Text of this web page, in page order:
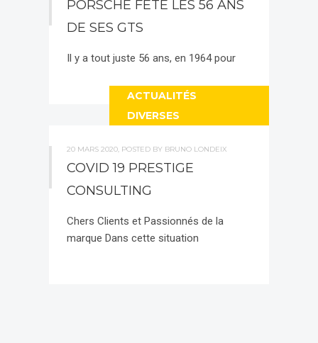
PORSCHE FÊTE LES 56 ANS
DE SES GTS
Il y a tout juste 56 ans, en 1964 pour
ACTUALITÉS
DIVERSES
20 MARS 2020, POSTED BY BRUNO LONDEIX
COVID 19 PRESTIGE
CONSULTING
Chers Clients et Passionnés de la
marque Dans cette situation